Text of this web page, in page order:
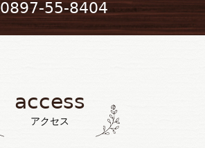
0897-55-8404
access
アクセス